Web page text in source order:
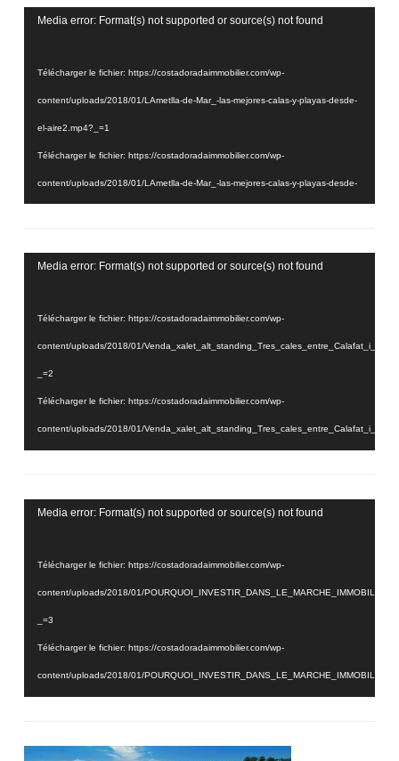
Lecteur
Media error: Format(s) not supported or source(s) not found
Télécharger le fichier: https://costadoradaimmobilier.com/wp-
content/uploads/2018/01/LAmetlla-de-Mar_-las-mejores-calas-y-playas-desde-
el-aire2.mp4?_=1
Télécharger le fichier: https://costadoradaimmobilier.com/wp-
content/uploads/2018/01/LAmetlla-de-Mar_-las-mejores-calas-y-playas-desde-
Lecteur
Media error: Format(s) not supported or source(s) not found
Télécharger le fichier: https://costadoradaimmobilier.com/wp-
content/uploads/2018/01/
_=2
Télécharger le fichier: https://costadoradaimmobilier.com/wp-
content/uploads/2018/01/
Lecteur
Media error: Format(s) not supported or source(s) not found
Télécharger le fichier: https://costadoradaimmobilier.com/wp-
content/uploads/2018/01/
_=3
Télécharger le fichier: https://costadoradaimmobilier.com/wp-
content/uploads/2018/01/